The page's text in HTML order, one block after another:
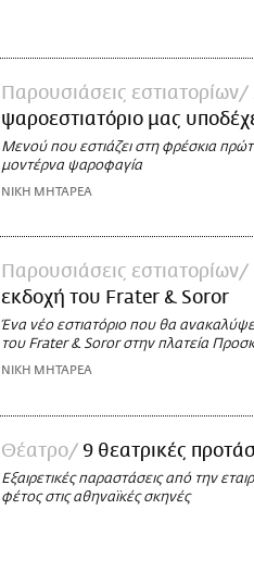
Παρουσιάσεις εστιατορίων
ψαροεστιατόριο μας
Μενού που εστιάζει στη φρέσκια
μοντέρνα ψαροφαγία
ΝΙΚΗ ΜΗΤΑΡΕΑ
Παρουσιάσεις εστιατορίων
εκδοχή του Frater & Soror
Ένα νέο εστιατόριο που θα
του Frater & Soror στην πλατεία
ΝΙΚΗ ΜΗΤΑΡΕΑ
Θέατρο 9 θεατρικές
Εξαιρετικές παραστάσεις από την
φέτος στις αθηναϊκές σκηνές